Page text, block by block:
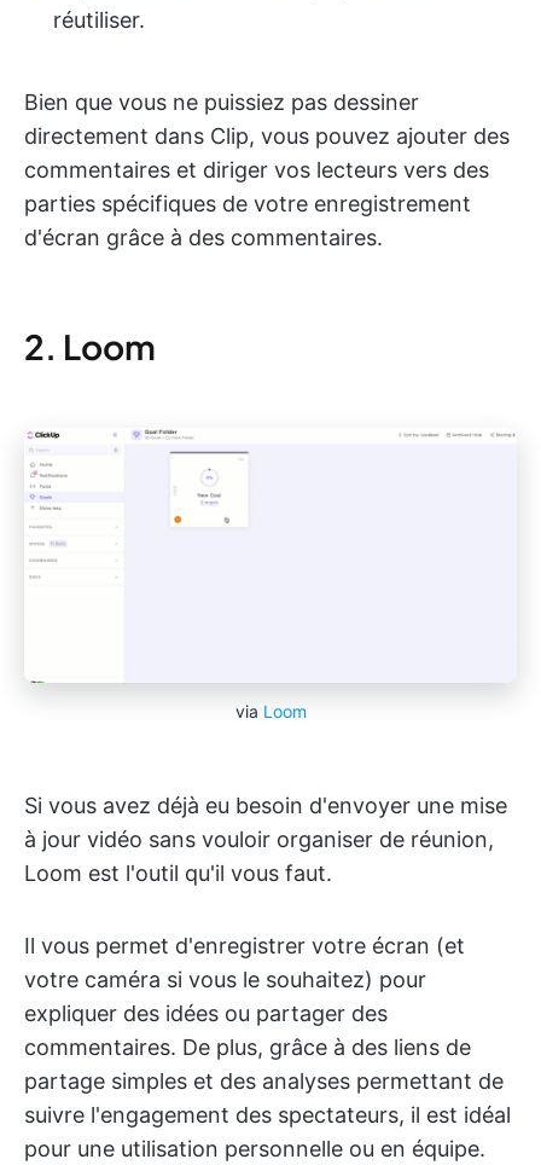
réutiliser.
Bien que vous ne puissiez pas dessiner
directement dans Clip, vous pouvez ajouter des
commentaires et diriger vos lecteurs vers des
parties spécifiques de votre enregistrement
d'écran grâce à des commentaires.
2. Loom
via Loom
Si vous avez déjà eu besoin d'envoyer une mise
à jour vidéo sans vouloir organiser de réunion,
Loom est l'outil qu'il vous faut.
Il vous permet d'enregistrer votre écran (et
votre caméra si vous le souhaitez) pour
expliquer des idées ou partager des
commentaires. De plus, grâce à des liens de
partage simples et des analyses permettant de
suivre l'engagement des spectateurs, il est idéal
pour une utilisation personnelle ou en équipe.